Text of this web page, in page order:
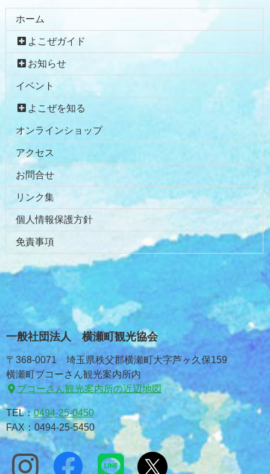
ホーム
よこぜガイド
お知らせ
イベント
よこぜを知る
オンラインショップ
アクセス
お問合せ
リンク集
個人情報保護方針
免責事項
一般社団法人 横瀬町観光協会
〒368-0071 埼玉県秩父郡横瀬町大字芦ヶ久保159
横瀬町ブコーさん観光案内所内
ブコーさん観光案内所の近辺地図
TEL：0494-25-0450
FAX：0494-25-5450